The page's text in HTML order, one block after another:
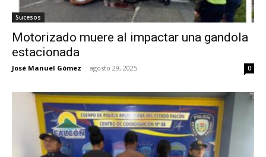
Sucesos
Motorizado muere al impactar una gandola
estacionada
José Manuel Gómez - agosto 29, 2025 0